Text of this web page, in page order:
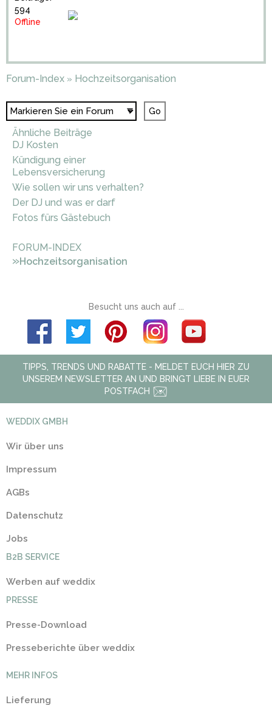
594
Offline
Forum-Index » Hochzeitsorganisation
Ähnliche Beiträge
DJ Kosten
Kündigung einer
Lebensversicherung
Wie sollen wir uns verhalten?
Der DJ und was er darf
Fotos fürs Gästebuch
FORUM-INDEX
»Hochzeitsorganisation
Besucht uns auch auf ...
TIPPS, TRENDS UND RABATTE - MELDET EUCH HIER ZU
UNSEREM NEWSLETTER AN UND BRINGT LIEBE IN EUER
POSTFACH
WEDDIX GMBH
Wir über uns
Impressum
AGBs
Datenschutz
Jobs
B2B SERVICE
Werben auf weddix
PRESSE
Presse-Download
Presseberichte über weddix
MEHR INFOS
Lieferung